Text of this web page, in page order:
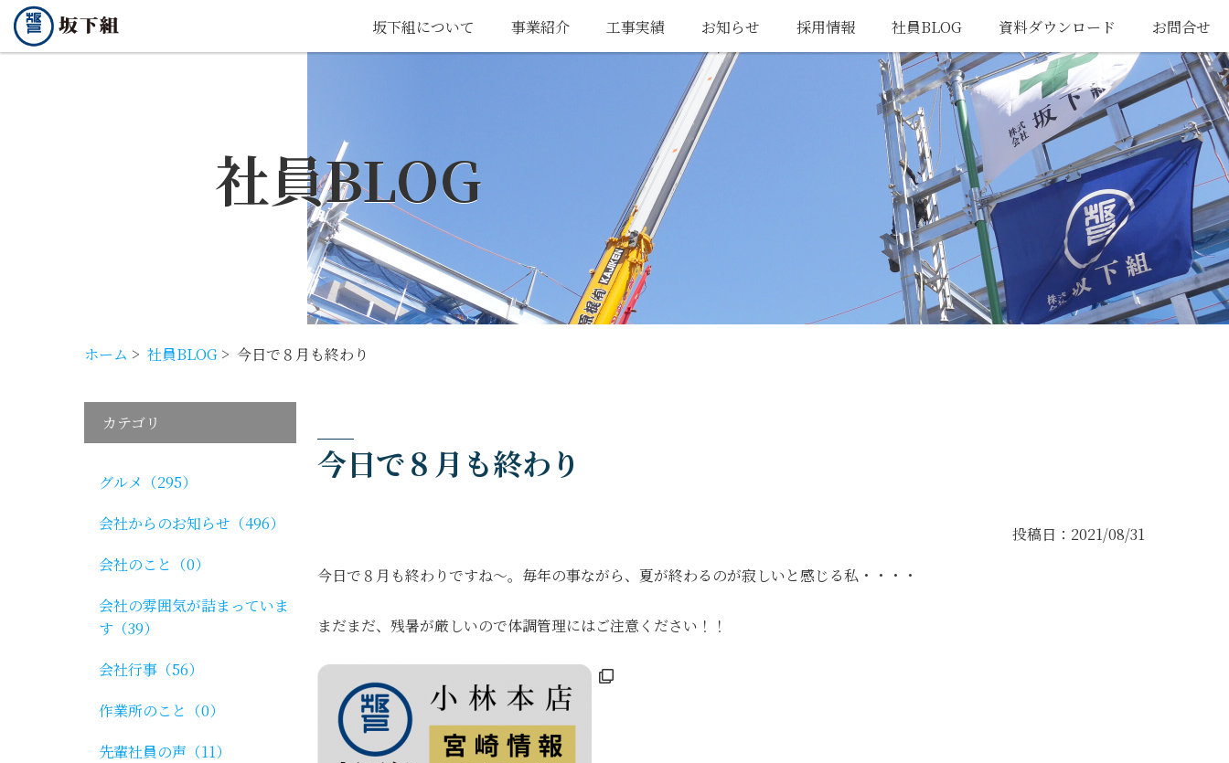
坂下組について 事業紹介 工事実績 お知らせ 採用情報 社員BLOG 資料ダウンロード お問合せ
社員BLOG
ホーム > 社員BLOG > 今日で８月も終わり
今日で８月も終わり
投稿日：2021/08/31
今日で８月も終わりですね～。毎年の事ながら、夏が終わるのが寂しいと感じる私・・・・
まだまだ、残暑が厳しいので体調管理にはご注意ください！！
カテゴリ
グルメ（295）
会社からのお知らせ（496）
会社のこと（0）
会社の雰囲気が詰まっていま
す（39）
会社行事（56）
作業所のこと（0）
先輩社員の声（11）